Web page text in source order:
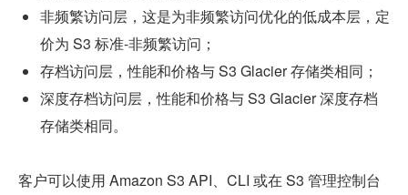
非频繁访问层，这是为非频繁访问优化的低成本层，定
价为 S3 标准-非频繁访问；
存档访问层，性能和价格与 S3 Glacier 存储类相同；
深度存档访问层，性能和价格与 S3 Glacier 深度存档
存储类相同。
客户可以使用 Amazon S3 API、CLI 或在 S3 管理控制台